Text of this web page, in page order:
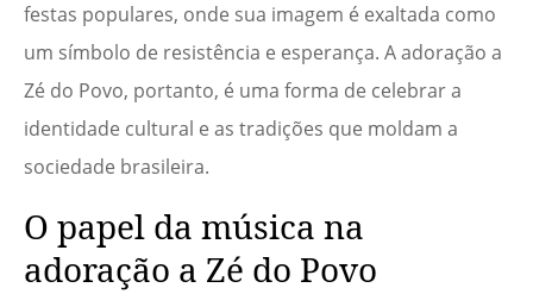
festas populares, onde sua imagem é exaltada como
um símbolo de resistência e esperança. A adoração a
Zé do Povo, portanto, é uma forma de celebrar a
identidade cultural e as tradições que moldam a
sociedade brasileira.
O papel da música na
adoração a Zé do Povo